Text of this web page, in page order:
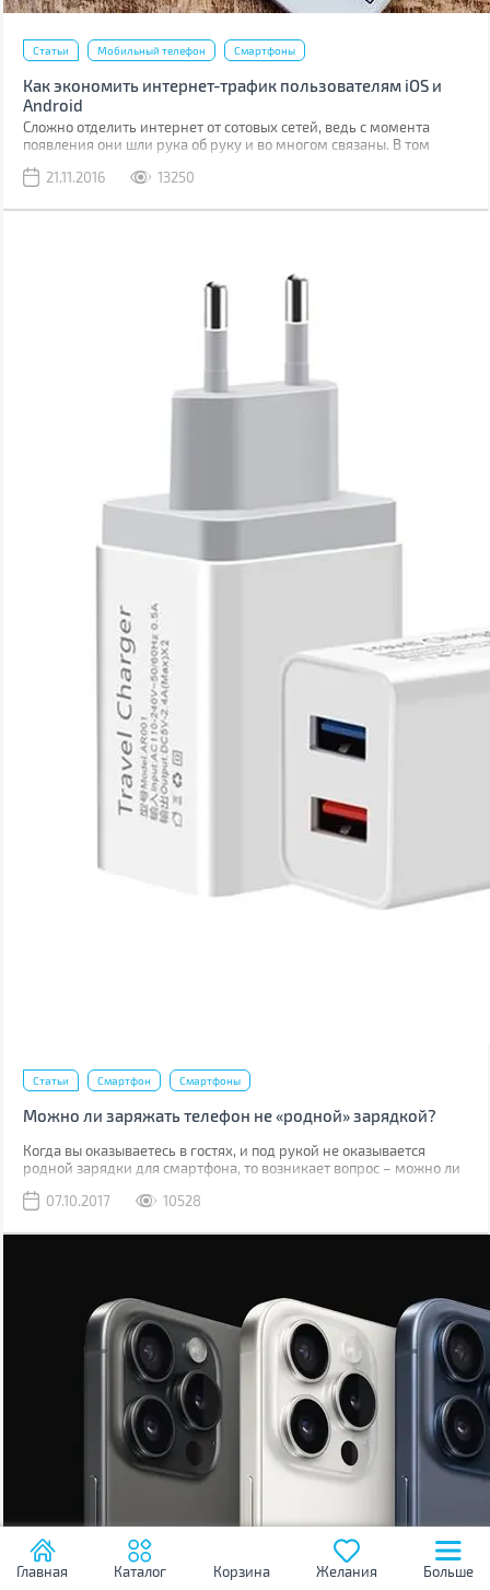
Статьи Мобильный телефон Смартфоны
Как экономить интернет-трафик пользователям iOS и
Android
Сложно отделить интернет от сотовых сетей, ведь с момента
появления они шли рука об руку и во многом связаны. В том
провайдеры предлагали пакеты с лимитированным количеством
21.11.2016 13250
Статьи Смартфон Смартфоны
Можно ли заряжать телефон не «родной» зарядкой?
Когда вы оказываетесь в гостях, и под рукой не оказывается
родной зарядки для смартфона, то возникает вопрос – можно ли
оригинальный блочек теряется или выходит из строя.
07.10.2017 10528
Главная Каталог Корзина Желания Больше